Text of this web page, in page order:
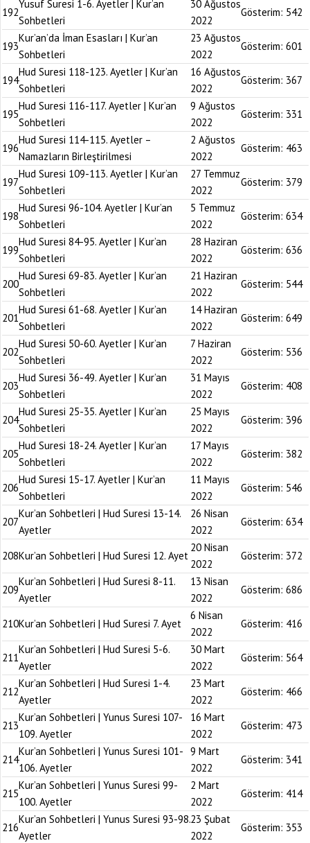
192
Yusuf Suresi 1-6. Ayetler | Kur’an
Sohbetleri
30 Ağustos
2022
Gösterim: 542
193
Kur’an’da İman Esasları | Kur’an
Sohbetleri
23 Ağustos
2022
Gösterim: 601
194
Hud Suresi 118-123. Ayetler | Kur’an
Sohbetleri
16 Ağustos
2022
Gösterim: 367
195
Hud Suresi 116-117. Ayetler | Kur’an
Sohbetleri
9 Ağustos
2022
Gösterim: 331
196
Hud Suresi 114-115. Ayetler –
Namazların Birleştirilmesi
2 Ağustos
2022
Gösterim: 463
197
Hud Suresi 109-113. Ayetler | Kur’an
Sohbetleri
27 Temmuz
2022
Gösterim: 379
198
Hud Suresi 96-104. Ayetler | Kur’an
Sohbetleri
5 Temmuz
2022
Gösterim: 634
199
Hud Suresi 84-95. Ayetler | Kur’an
Sohbetleri
28 Haziran
2022
Gösterim: 636
200
Hud Suresi 69-83. Ayetler | Kur’an
Sohbetleri
21 Haziran
2022
Gösterim: 544
201
Hud Suresi 61-68. Ayetler | Kur’an
Sohbetleri
14 Haziran
2022
Gösterim: 649
202
Hud Suresi 50-60. Ayetler | Kur’an
Sohbetleri
7 Haziran
2022
Gösterim: 536
203
Hud Suresi 36-49. Ayetler | Kur’an
Sohbetleri
31 Mayıs
2022
Gösterim: 408
204
Hud Suresi 25-35. Ayetler | Kur’an
Sohbetleri
25 Mayıs
2022
Gösterim: 396
205
Hud Suresi 18-24. Ayetler | Kur’an
Sohbetleri
17 Mayıs
2022
Gösterim: 382
206
Hud Suresi 15-17. Ayetler | Kur’an
Sohbetleri
11 Mayıs
2022
Gösterim: 546
207
Kur’an Sohbetleri | Hud Suresi 13-14.
Ayetler
26 Nisan
2022
Gösterim: 634
208Kur’an Sohbetleri | Hud Suresi 12. Ayet
20 Nisan
2022
Gösterim: 372
209
Kur’an Sohbetleri | Hud Suresi 8-11.
Ayetler
13 Nisan
2022
Gösterim: 686
210Kur’an Sohbetleri | Hud Suresi 7. Ayet
6 Nisan
2022
Gösterim: 416
211
Kur’an Sohbetleri | Hud Suresi 5-6.
Ayetler
30 Mart
2022
Gösterim: 564
212
Kur’an Sohbetleri | Hud Suresi 1-4.
Ayetler
23 Mart
2022
Gösterim: 466
213
Kur’an Sohbetleri | Yunus Suresi 107-
109. Ayetler
16 Mart
2022
Gösterim: 473
214
Kur’an Sohbetleri | Yunus Suresi 101-
106. Ayetler
9 Mart
2022
Gösterim: 341
215
Kur’an Sohbetleri | Yunus Suresi 99-
100. Ayetler
2 Mart
2022
Gösterim: 414
216
Kur’an Sohbetleri | Yunus Suresi 93-98.
Ayetler
23 Şubat
2022
Gösterim: 353